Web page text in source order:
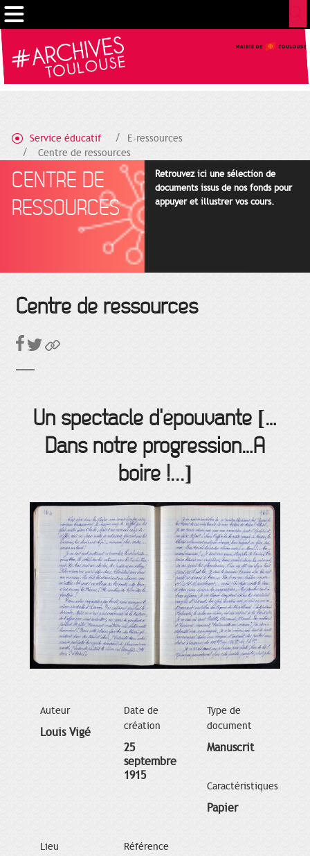
Service éducatif
E-ressources
Centre de ressources
CENTRE DE
RESSOURCES
Retrouvez ici une sélection de
documents issus de nos fonds pour
appuyer et illustrer vos cours.
Centre de ressources
Un spectacle d'épouvante […
Dans notre progression…A
boire !...]
Auteur
Louis Vigé
Date de
création
25
septembre
1915
Type de
document
Manuscrit
Caractéristiques
Papier
Lieu Référence
Gestion de vos préférences sur les cookies